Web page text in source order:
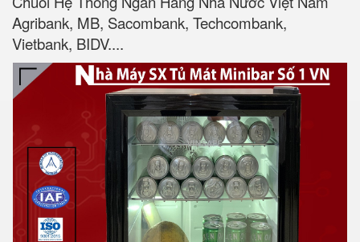
Agribank, MB, Sacombank, Techcombank,
Vietbank, BIDV....